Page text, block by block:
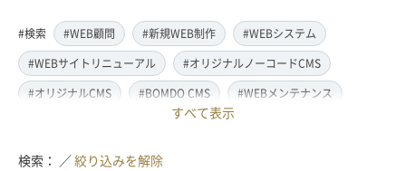
#検索 #WEB顧問 #新規WEB制作
#WEBシステム
#WEBサイトリニューアル
#オリジナルノーコードCMS
#オリジナルCMS
#BOMDO CMS
#WEBメンテナンス
#レスポンシブ対応
#翻訳・多言語対応
#情報管理システム
すべて表示
検索： ／絞り込みを解除